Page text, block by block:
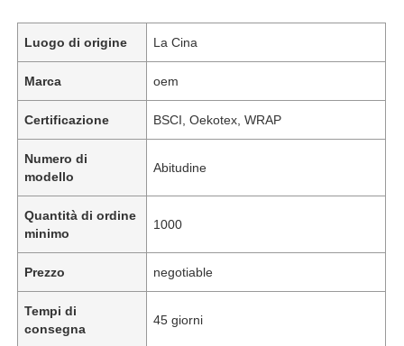
Luogo di origine La Cina
Marca oem
Certificazione BSCI, Oekotex, WRAP
Numero di
modello
Abitudine
Quantità di ordine
minimo
1000
Prezzo negotiable
Tempi di
consegna
45 giorni